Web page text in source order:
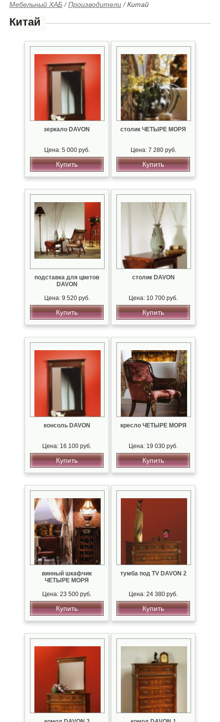
Мебельный ХАБ /Производители /Китай
Китай
зеркало DAVON
Цена: 5 000 руб.
Купить
столик ЧЕТЫРЕ МОРЯ
Цена: 7 280 руб.
Купить
подставка для цветов
DAVON
Цена: 9 520 руб.
Купить
столик DAVON
Цена: 10 700 руб.
Купить
консоль DAVON
Цена: 16 100 руб.
Купить
кресло ЧЕТЫРЕ МОРЯ
Цена: 19 030 руб.
Купить
винный шкафчик
ЧЕТЫРЕ МОРЯ
Цена: 23 500 руб.
Купить
тумба под TV DAVON 2
Цена: 24 380 руб.
Купить